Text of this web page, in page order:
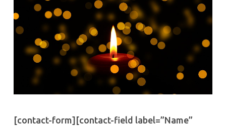
[contact-form][contact-field label=”Name”